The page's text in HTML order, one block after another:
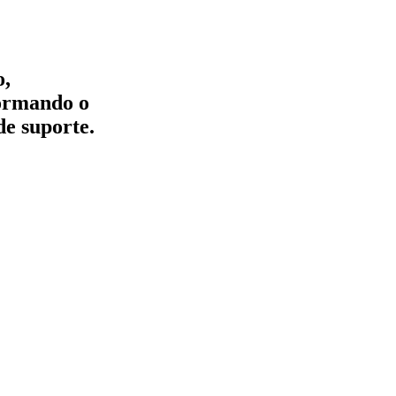
o
suporte.